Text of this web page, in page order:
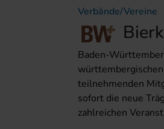
Verbände/Vereine
Baden-
teilnehmenden
sofort die neue
zahlreichen